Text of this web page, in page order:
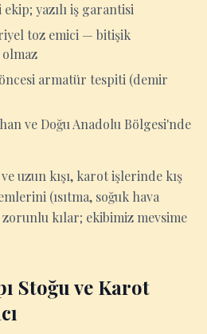
yazılı iş garantisi
toz emici — bitişik
armatür tespiti (demir
ve Doğu Anadolu Bölgesi'nde
uzun kışı, karot işlerinde kış
(ısıtma, soğuk hava
kılar; ekibimiz mevsime
Stoğu ve Karot